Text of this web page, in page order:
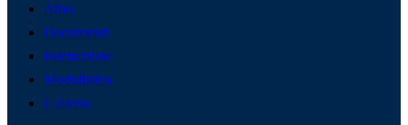
Albo
Documenti
Formazione
Modulistica
Galleria